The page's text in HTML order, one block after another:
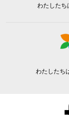
わたしたち
わたしたち